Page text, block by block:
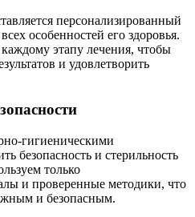
персонализированный
особенностей его здоровья.
этапу лечения, чтобы
и удовлетворить
гигиеническими
безопасность и стерильность
только
и проверенные методики, что
и безопасным.